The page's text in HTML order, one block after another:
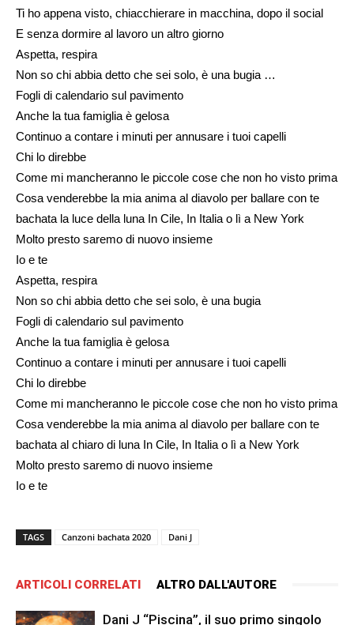
Ti ho appena visto, chiacchierare in macchina, dopo il social
E senza dormire al lavoro un altro giorno
Aspetta, respira
Non so chi abbia detto che sei solo, è una bugia …
Fogli di calendario sul pavimento
Anche la tua famiglia è gelosa
Continuo a contare i minuti per annusare i tuoi capelli
Chi lo direbbe
Come mi mancheranno le piccole cose che non ho visto prima
Cosa venderebbe la mia anima al diavolo per ballare con te
bachata la luce della luna In Cile, In Italia o lì a New York
Molto presto saremo di nuovo insieme
Io e te
Aspetta, respira
Non so chi abbia detto che sei solo, è una bugia
Fogli di calendario sul pavimento
Anche la tua famiglia è gelosa
Continuo a contare i minuti per annusare i tuoi capelli
Chi lo direbbe
Come mi mancheranno le piccole cose che non ho visto prima
Cosa venderebbe la mia anima al diavolo per ballare con te
bachata al chiaro di luna In Cile, In Italia o lì a New York
Molto presto saremo di nuovo insieme
Io e te
TAGS Canzoni bachata 2020 Dani J
ARTICOLI CORRELATI ALTRO DALL'AUTORE
Dani J “Piscina”, il suo primo singolo